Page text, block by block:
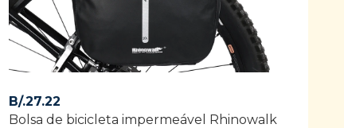
B/.27.22
Bolsa de bicicleta impermeável Rhinowalk